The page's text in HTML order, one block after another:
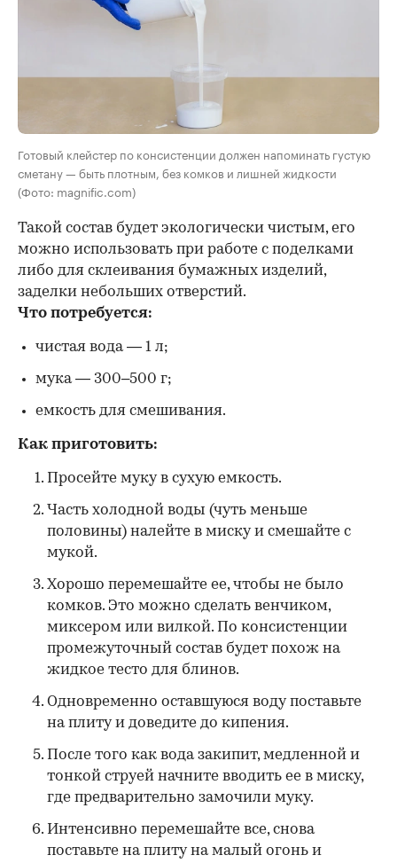
Готовый клейстер по консистенции должен напоминать густую
сметану — быть плотным, без комков и лишней жидкости
(Фото: magnific.com)
Такой состав будет экологически чистым, его
можно использовать при работе с поделками
либо для склеивания бумажных изделий,
заделки небольших отверстий.
Что потребуется:
чистая вода — 1 л;
мука — 300–500 г;
емкость для смешивания.
Как приготовить:
Просейте муку в сухую емкость.
Часть холодной воды (чуть меньше
половины) налейте в миску и смешайте с
мукой.
Хорошо перемешайте ее, чтобы не было
комков. Это можно сделать венчиком,
миксером или вилкой. По консистенции
промежуточный состав будет похож на
жидкое тесто для блинов.
Одновременно оставшуюся воду поставьте
на плиту и доведите до кипения.
После того как вода закипит, медленной и
тонкой струей начните вводить ее в миску,
где предварительно замочили муку.
Интенсивно перемешайте все, снова
поставьте на плиту на малый огонь и